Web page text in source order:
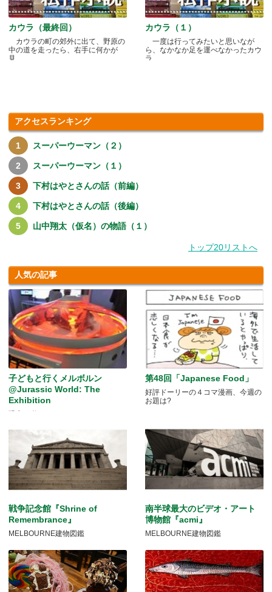
カウラ（最終回）
カウラの町の郊外に出て、野原の
中の道を走ったら、右手に何かが
見.....
カウラ（１）
一度は行ってみたいと思いなが
ら、なかなか足を運べなかったカウ
ラ.....
アクセスランキング
スーパーウーマン（２）
スーパーウーマン（１）
下村はやとさんの話（前編）
下村はやとさんの話（後編）
山中翔太（仮名）の物語（１）
トップ20リストへ
人気の記事
子どもと行くメルボルン
@Jurassic World: The
Exhibition
第48回「Japanese Food」
好評ドーリーの４コマ漫画、今週の
お題は?
戦争記念館『Shrine of
Remembrance』
MELBOURNE建物図鑑
南半球最大のビデオ・アート
博物館『acmi』
MELBOURNE建物図鑑